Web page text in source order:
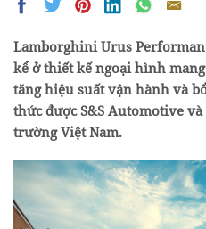
Lamborghini Urus
kể ở thiết kế ngoại hình
tăng hiệu suất vận hành và
thức được S&S Automotive
trường Việt Nam.